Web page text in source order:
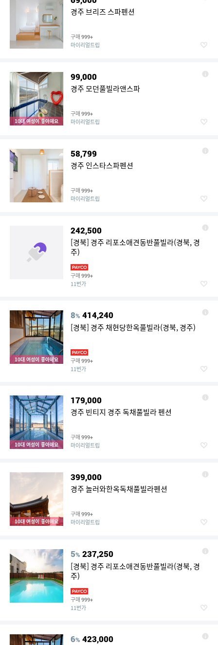
경주 브리즈 스파펜션
구매 999+
마이리얼트립
10대 여성이 좋아해요
99,000
경주 모던풀빌라앤스파
구매 999+
마이리얼트립
58,799
경주 인스타스파펜션
구매 999+
마이리얼트립
242,500
[경북] 경주 리포소애견동반풀빌라(경북, 경
주)
구매 999+
11번가
10대 여성이 좋아해요
8% 414,240
[경북] 경주 채현당한옥풀빌라(경북, 경주)
구매 999+
11번가
10대 여성이 좋아해요
179,000
경주 빈티지 경주 독채풀빌라 펜션
구매 999+
마이리얼트립
10대 여성이 좋아해요
399,000
경주 놀러와한옥독채풀빌라펜션
구매 999+
마이리얼트립
5% 237,250
[경북] 경주 리포소애견동반풀빌라(경북, 경
주)
구매 999+
11번가
6% 423,000